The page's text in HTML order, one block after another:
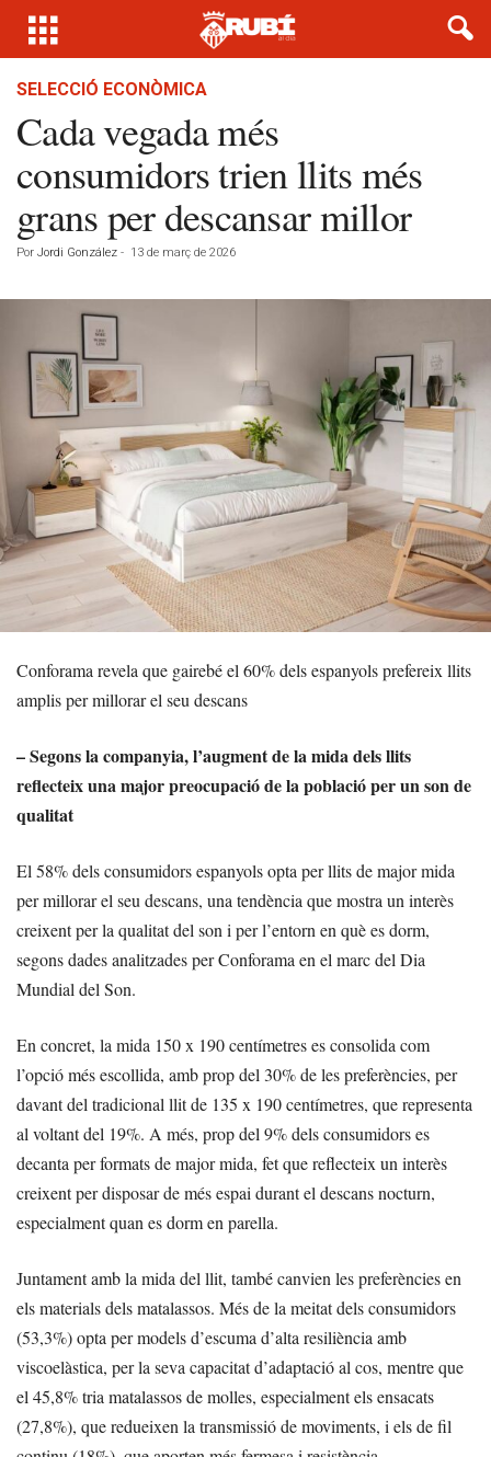
SELECCIÓ ECONÒMICA
Cada vegada més
consumidors trien llits més
grans per descansar millor
Por Jordi González - 13 de març de 2026
Conforama revela que gairebé el 60% dels espanyols prefereix llits
amplis per millorar el seu descans
– Segons la companyia, l’augment de la mida dels llits
reflecteix una major preocupació de la població per un son de
qualitat
El 58% dels consumidors espanyols opta per llits de major mida
per millorar el seu descans, una tendència que mostra un interès
creixent per la qualitat del son i per l’entorn en què es dorm,
segons dades analitzades per Conforama en el marc del Dia
Mundial del Son.
En concret, la mida 150 x 190 centímetres es consolida com
l’opció més escollida, amb prop del 30% de les preferències, per
davant del tradicional llit de 135 x 190 centímetres, que representa
al voltant del 19%. A més, prop del 9% dels consumidors es
decanta per formats de major mida, fet que reflecteix un interès
creixent per disposar de més espai durant el descans nocturn,
especialment quan es dorm en parella.
Juntament amb la mida del llit, també canvien les preferències en
els materials dels matalassos. Més de la meitat dels consumidors
(53,3%) opta per models d’escuma d’alta resiliència amb
viscoelàstica, per la seva capacitat d’adaptació al cos, mentre que
el 45,8% tria matalassos de molles, especialment els ensacats
(27,8%), que redueixen la transmissió de moviments, i els de fil